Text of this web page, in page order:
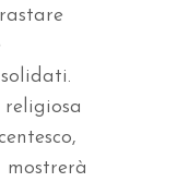
mostrerà